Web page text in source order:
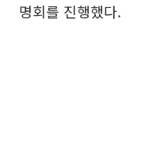
명회를 진행했다.